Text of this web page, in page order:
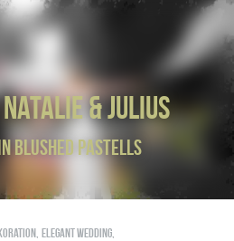
& Julius
blushed pastells
Elegant Wedding,